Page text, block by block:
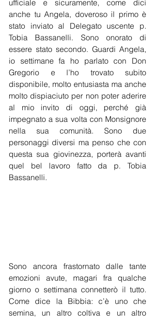
ufficiale e sicuramente, come dici
anche tu Angela, doveroso il primo è
stato inviato al Delegato uscente p.
Tobia Bassanelli. Sono onorato di
essere stato secondo. Guardi Angela,
io settimane fa ho parlato con Don
Gregorio e l’ho trovato subito
disponibile, molto entusiasta ma anche
molto dispiaciuto per non poter aderire
al mio invito di oggi, perché già
impegnato a sua volta con Monsignore
nella sua comunità. Sono due
personaggi diversi ma penso che con
questa sua giovinezza, porterà avanti
quel bel lavoro fatto da p. Tobia
Bassanelli.
Sono ancora frastornato dalle tante
emozioni avute, magari fra qualche
giorno o settimana connetterò il tutto.
Come dice la Bibbia: c’è uno che
semina, un altro coltiva e un altro